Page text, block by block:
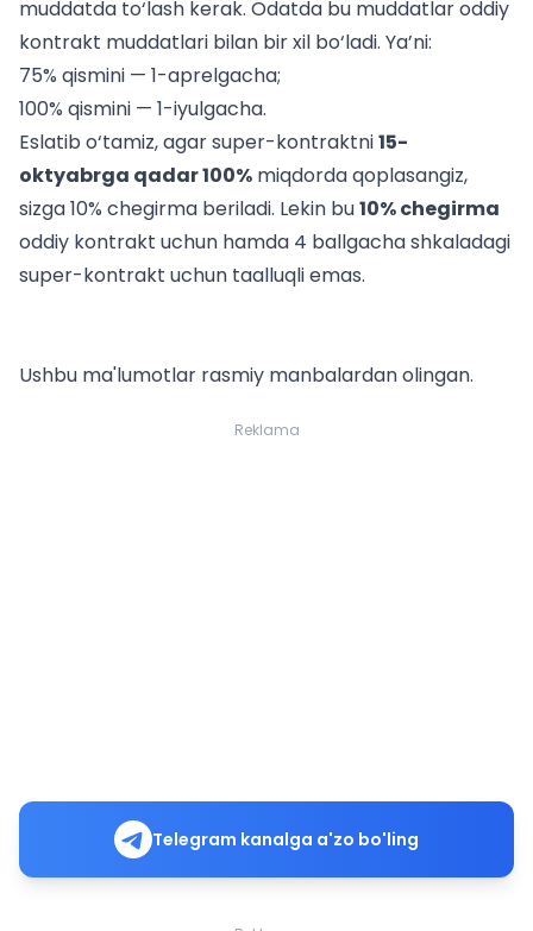
muddatda to‘lash kerak. Odatda bu muddatlar oddiy
kontrakt muddatlari bilan bir xil bo‘ladi. Ya’ni:
75% qismini — 1-aprelgacha;
100% qismini — 1-iyulgacha.
Eslatib o‘tamiz, agar super-kontraktni15-
oktyabrga qadar 100% miqdorda qoplasangiz,
sizga 10% chegirma beriladi. Lekin bu10% chegirma
oddiy kontrakt uchun hamda 4 ballgacha shkaladagi
super-kontrakt uchun taalluqli emas.
Ushbu ma'lumotlar rasmiy manbalardan olingan.
Reklama
Telegram kanalga a'zo bo'ling